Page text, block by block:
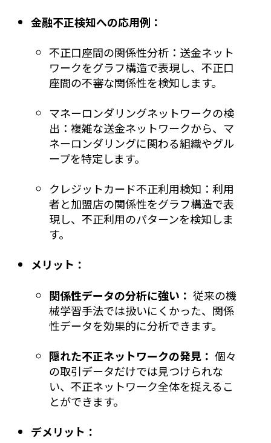
金融不正検知への応用例：
不正口座間の関係性分析：送金ネット
ワークをグラフ構造で表現し、不正口
座間の不審な関係性を検知します。
マネーロンダリングネットワークの検
出：複雑な送金ネットワークから、マ
ネーロンダリングに関わる組織やグル
ープを特定します。
クレジットカード不正利用検知：利用
者と加盟店の関係性をグラフ構造で表
現し、不正利用のパターンを検知しま
す。
メリット：
関係性データの分析に強い： 従来の機
械学習手法では扱いにくかった、関係
性データを効果的に分析できます。
隠れた不正ネットワークの発見： 個々
の取引データだけでは見つけられな
い、不正ネットワーク全体を捉えるこ
とができます。
デメリット：